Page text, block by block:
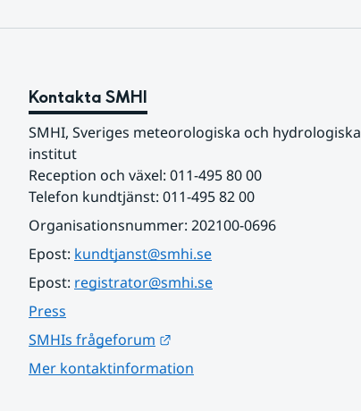
Kontakta SMHI
SMHI, Sveriges meteorologiska och hydrologiska
institut
Reception och växel: 011-495 80 00
Telefon kundtjänst: 011-495 82 00
Organisationsnummer: 202100-0696
Epost: kundtjanst@smhi.se
Epost: registrator@smhi.se
Press
SMHIs frågeforum
Mer kontaktinformation